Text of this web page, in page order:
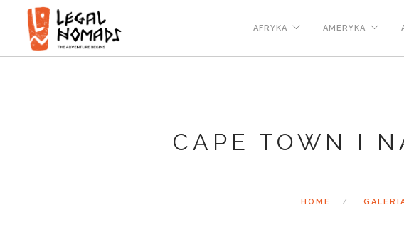
AFRYKA AMERYKA
CAPE TOWN I
HOME